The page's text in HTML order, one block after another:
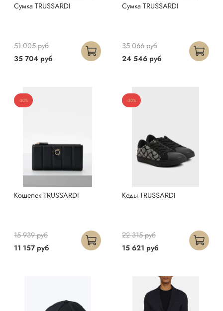
Сумка TRUSSARDI
35 704 руб
51 005 руб
Сумка TRUSSARDI
24 546 руб
35 066 руб
-30%
Кошелек TRUSSARDI
11 157 руб
15 939 руб
-30%
Кеды TRUSSARDI
15 621 руб
22 315 руб